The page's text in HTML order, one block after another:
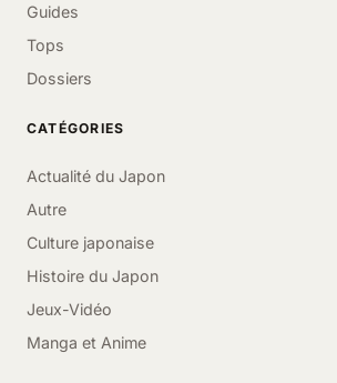
Guides
Tops
Dossiers
CATÉGORIES
Actualité du Japon
Autre
Culture japonaise
Histoire du Japon
Jeux-Vidéo
Manga et Anime